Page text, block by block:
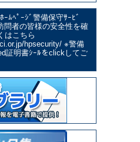
ﾑﾍﾟｰｼﾞ警備保守ｻｰﾋﾞ
問者の皆様の安全性を確
はこちら
hpsecurity/ ※警備
証明書ｼｰﾙをclickしてご